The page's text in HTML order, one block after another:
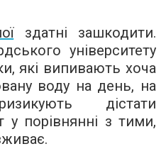
здатні зашкодити.
університету
які випивають хоча
воду на день, на
дістати
у порівнянні з тими,